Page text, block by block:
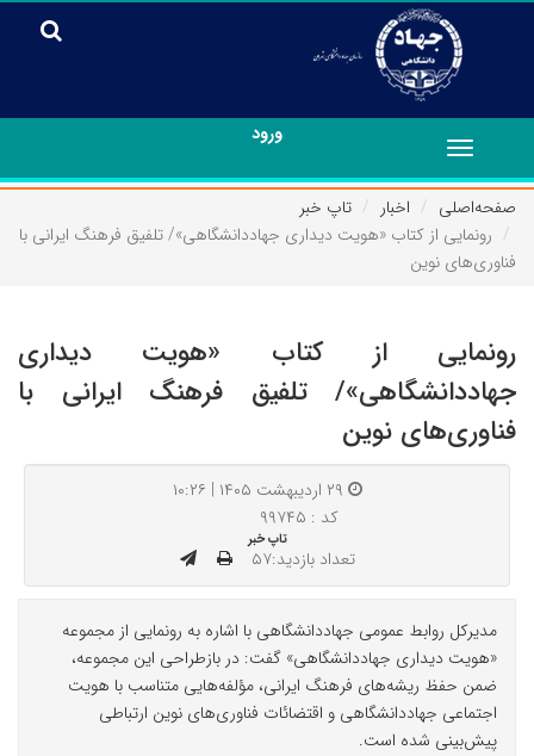
ورود
Toggle
navigation
صفحه‌اصلی
اخبار
تاپ خبر
رونمایی از کتاب «هویت دیداری جهاددانشگاهی»/ تلفیق فرهنگ ایرانی با
فناوری‌های نوین
رونمایی از کتاب «هویت دیداری
جهاددانشگاهی»/ تلفیق فرهنگ ایرانی با
فناوری‌های نوین
کد : ۹۹۷۴۵
تاپ خبر
تعداد بازدید:۵۷
مدیرکل روابط عمومی جهاددانشگاهی با اشاره به رونمایی از مجموعه
«هویت دیداری جهاددانشگاهی» گفت: در بازطراحی این مجموعه،
ضمن حفظ ریشه‌های فرهنگ ایرانی، مؤلفه‌هایی متناسب با هویت
اجتماعی جهاددانشگاهی و اقتضائات فناوری‌های نوین ارتباطی
پیش‌بینی شده است.